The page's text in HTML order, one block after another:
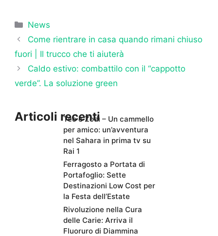
Categorie
News
Come rientrare in casa quando rimani chiuso
fuori | Il trucco che ti aiuterà
Caldo estivo: combattilo con il “cappotto
verde”. La soluzione green
Articoli recentiTeo e Zodì – Un cammello
per amico: un’avventura
nel Sahara in prima tv su
Rai 1
Ferragosto a Portata di
Portafoglio: Sette
Destinazioni Low Cost per
la Festa dell’Estate
Rivoluzione nella Cura
delle Carie: Arriva il
Fluoruro di Diammina